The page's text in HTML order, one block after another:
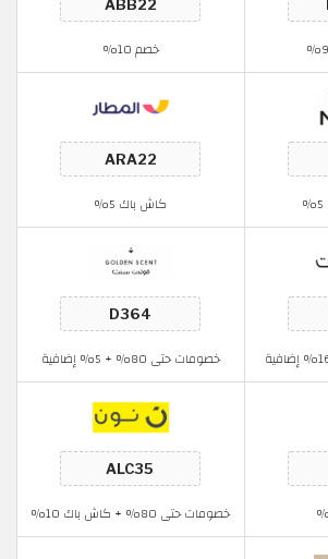
خصومات حتى 80% + 5% إضافية
خصومات حتى 80% + كاش باك 10%